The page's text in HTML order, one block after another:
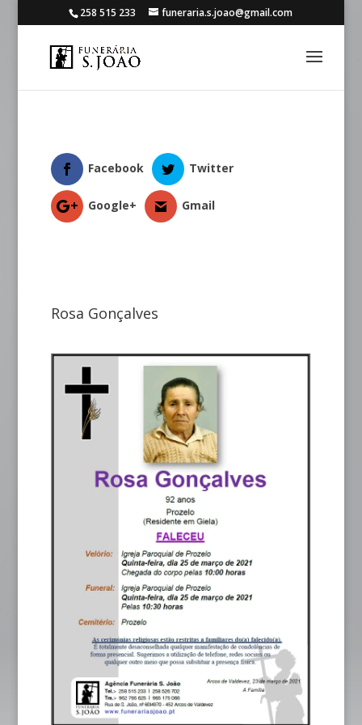
258 515 233 funeraria.s.joao@gmail.com
Facebook Twitter
Google+ Gmail
Rosa Gonçalves